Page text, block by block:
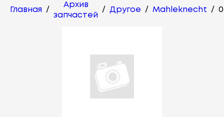
Главная /
Архив
запчастей
/ Другое / Mahleknecht /